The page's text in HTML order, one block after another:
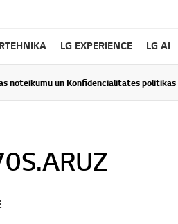
LG EXPERIENCE LG AI
noteikumu un Konfidencialitātes